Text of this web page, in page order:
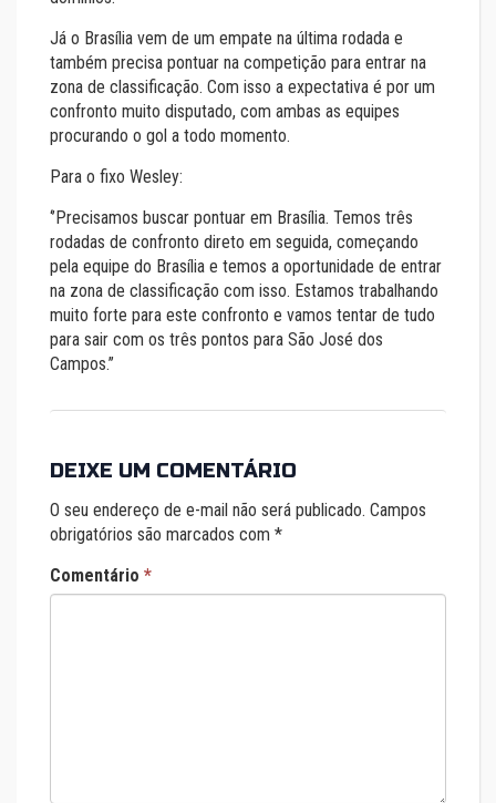
Já o Brasília vem de um empate na última rodada e
também precisa pontuar na competição para entrar na
zona de classificação. Com isso a expectativa é por um
confronto muito disputado, com ambas as equipes
procurando o gol a todo momento.
Para o fixo Wesley:
‘’Precisamos buscar pontuar em Brasília. Temos três
rodadas de confronto direto em seguida, começando
pela equipe do Brasília e temos a oportunidade de entrar
na zona de classificação com isso. Estamos trabalhando
muito forte para este confronto e vamos tentar de tudo
para sair com os três pontos para São José dos
Campos.’’
DEIXE UM COMENTÁRIO
O seu endereço de e-mail não será publicado. Campos
obrigatórios são marcados com *
Comentário *